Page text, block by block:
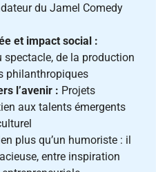
du Jamel Comedy
et impact social :
spectacle, de la production
philanthropiques
l’avenir : Projets
aux talents émergents
plus qu’un humoriste : il
entre inspiration